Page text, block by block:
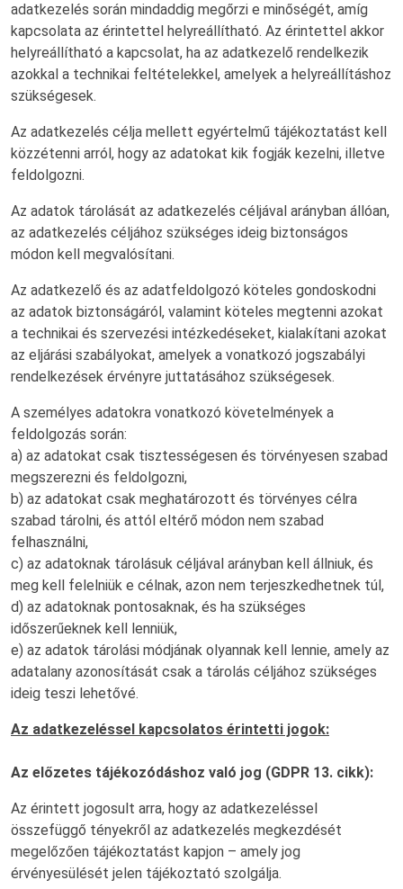
adatkezelés során mindaddig megőrzi e minőségét, amíg
kapcsolata az érintettel helyreállítható. Az érintettel akkor
helyreállítható a kapcsolat, ha az adatkezelő rendelkezik
azokkal a technikai feltételekkel, amelyek a helyreállításhoz
szükségesek.
Az adatkezelés célja mellett egyértelmű tájékoztatást kell
közzétenni arról, hogy az adatokat kik fogják kezelni, illetve
feldolgozni.
Az adatok tárolását az adatkezelés céljával arányban állóan,
az adatkezelés céljához szükséges ideig biztonságos
módon kell megvalósítani.
Az adatkezelő és az adatfeldolgozó köteles gondoskodni
az adatok biztonságáról, valamint köteles megtenni azokat
a technikai és szervezési intézkedéseket, kialakítani azokat
az eljárási szabályokat, amelyek a vonatkozó jogszabályi
rendelkezések érvényre juttatásához szükségesek.
A személyes adatokra vonatkozó követelmények a
feldolgozás során:
a) az adatokat csak tisztességesen és törvényesen szabad
megszerezni és feldolgozni,
b) az adatokat csak meghatározott és törvényes célra
szabad tárolni, és attól eltérő módon nem szabad
felhasználni,
c) az adatoknak tárolásuk céljával arányban kell állniuk, és
meg kell felelniük e célnak, azon nem terjeszkedhetnek túl,
d) az adatoknak pontosaknak, és ha szükséges
időszerűeknek kell lenniük,
e) az adatok tárolási módjának olyannak kell lennie, amely az
adatalany azonosítását csak a tárolás céljához szükséges
ideig teszi lehetővé.
Az adatkezeléssel kapcsolatos érintetti jogok:
Az előzetes tájékozódáshoz való jog (GDPR 13. cikk):
Az érintett jogosult arra, hogy az adatkezeléssel
összefüggő tényekről az adatkezelés megkezdését
megelőzően tájékoztatást kapjon – amely jog
érvényesülését jelen tájékoztató szolgálja.